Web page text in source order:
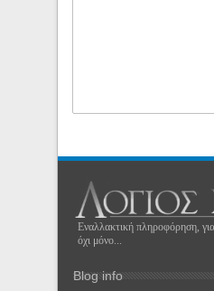
Εναλλακτική πληροφόρηση,
όχι μόνο...
Blog info